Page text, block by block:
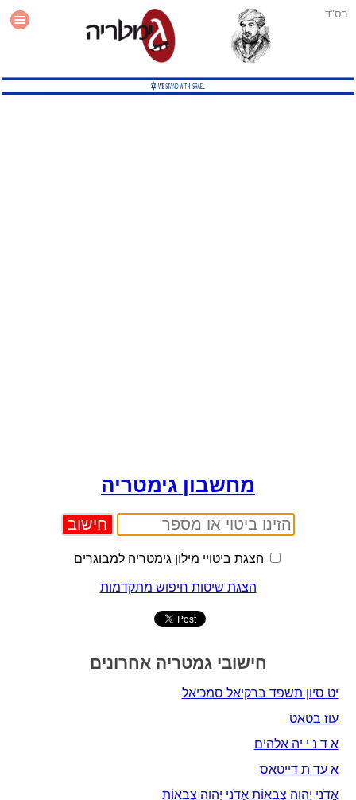
בס"ד
עזרה
מחשבון גימטריה
הצגת ביטויי מילון גימטריה למבוגרים
הצגת שיטות חיפוש מתקדמות
חישובי גמטריה אחרונים
יט סיון תשפד ברקיאל סמכיאל
עוז בטאט
א ד נ י יה אלהים
א עד ת דייטאס
אֲדֹנָי יְהוִה צְבָאוֹת אֲדֹנָי יְהוִה צְבָאוֹת